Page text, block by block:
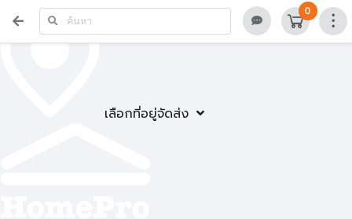
เลือกที่อยู่จัดส่ง
0